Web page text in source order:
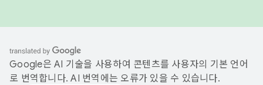
Google은 AI 기술을 사용하여 콘텐츠를 사용자의 기본 언어
로 번역합니다. AI 번역에는 오류가 있을 수 있습니다.